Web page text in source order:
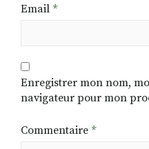
Email *
Enregistrer mon nom,
navigateur pour mon
Commentaire *